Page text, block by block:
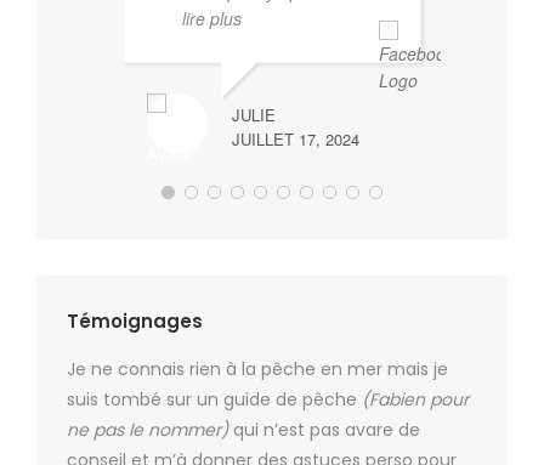
lire plus
JULIE
JUILLET 17, 2024
Témoignages
Je ne connais rien à la pêche en mer mais je
suis tombé sur un guide de pêche (Fabien pour
ne pas le nommer)qui n’est pas avare de
conseil et m’à donner des astuces perso pour